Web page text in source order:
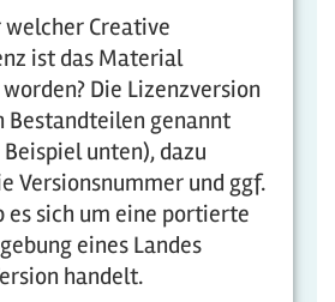
Creative
ist das Material
Die Lizenzversion
Bestandteilen genannt
unten), dazu
Versionsnummer und ggf.
es sich um eine portierte
eines Landes
handelt.